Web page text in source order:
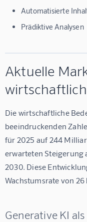
Automatisierte
Prädiktive Analysen
Aktuelle
Die wirtschaftliche
beeindruckenden
für 2025 auf 244
erwarteten Steigerung
2030. Diese
Wachstumsrate von 26
Generative KI